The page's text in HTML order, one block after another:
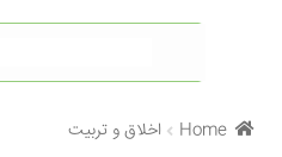
Checkout
My account
Home اخلاق و تربیت